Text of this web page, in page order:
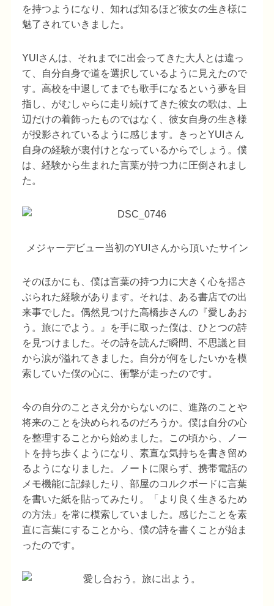
を持つようになり、知れば知るほど彼女の生き様に
魅了されていきました。
YUIさんは、それまでに出会ってきた大人とは違っ
て、自分自身で道を選択しているように見えたので
す。高校を中退してまでも歌手になるという夢を目
指し、がむしゃらに走り続けてきた彼女の歌は、上
辺だけの着飾ったものではなく、彼女自身の生き様
が投影されているように感じます。きっとYUIさん
自身の経験が裏付けとなっているからでしょう。僕
は、経験から生まれた言葉が持つ力に圧倒されまし
た。
メジャーデビュー当初のYUIさんから頂いたサイン
そのほかにも、僕は言葉の持つ力に大きく心を揺さ
ぶられた経験があります。それは、ある書店での出
来事でした。偶然見つけた高橋歩さんの『愛しあお
う。旅にでよう。』を手に取った僕は、ひとつの詩
を見つけました。その詩を読んだ瞬間、不思議と目
から涙が溢れてきました。自分が何をしたいかを模
索していた僕の心に、衝撃が走ったのです。
今の自分のことさえ分からないのに、進路のことや
将来のことを決められるのだろうか。僕は自分の心
を整理することから始めました。この頃から、ノー
トを持ち歩くようになり、素直な気持ちを書き留め
るようになりました。ノートに限らず、携帯電話の
メモ機能に記録したり、部屋のコルクボードに言葉
を書いた紙を貼ってみたり。「より良く生きるため
の方法」を常に模索していました。感じたことを素
直に言葉にすることから、僕の詩を書くことが始ま
ったのです。